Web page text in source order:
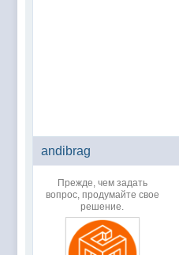
andibrag
Прежде, чем задать
вопрос, продумайте свое
решение.